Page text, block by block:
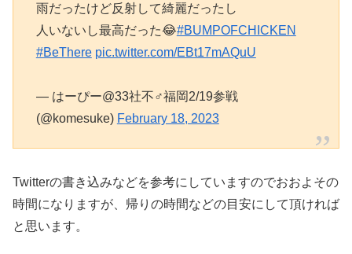
雨だったけど反射して綺麗だったし
人いないし最高だった😂#BUMPOFCHICKEN
#BeThere pic.twitter.com/EBt17mAQuU
— はーぴー@33社不♂福岡2/19参戦
(@komesuke) February 18, 2023
Twitterの書き込みなどを参考にしていますのでおおよその
時間になりますが、帰りの時間などの目安にして頂ければ
と思います。